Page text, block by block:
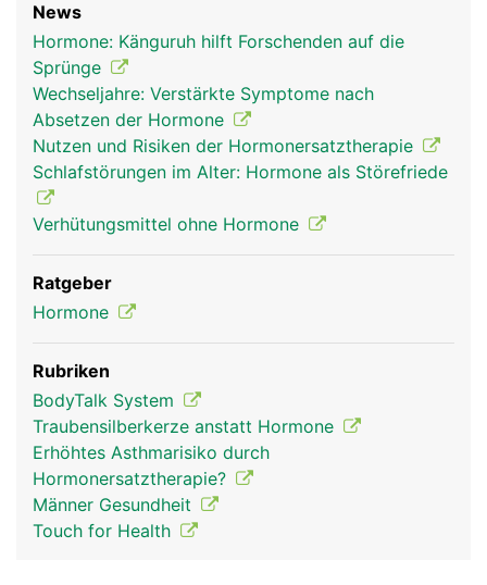
News
Hormone: Känguruh hilft Forschenden auf die
Sprünge
Wechseljahre: Verstärkte Symptome nach
Absetzen der Hormone
Nutzen und Risiken der Hormonersatztherapie
Schlafstörungen im Alter: Hormone als Störefriede
Verhütungsmittel ohne Hormone
Ratgeber
Hormone
Rubriken
BodyTalk System
Traubensilberkerze anstatt Hormone
Erhöhtes Asthmarisiko durch
Hormonersatztherapie?
Männer Gesundheit
Touch for Health